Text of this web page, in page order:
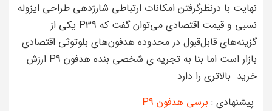
نهایت با درنظرگرفتن امکانات ارتباطی شارژدهی طراحی ایزوله
نسبی و قیمت اقتصادی می‌توان گفت که P39 یکی از
گزینه‌های قابل‌قبول در محدوده هدفون‌های بلوتوثی اقتصادی
بازار است اما بنا به تجریه ی شخصی بنده هدفون P9 ارزش
خرید بالاتری را دارد
پیشنهادی : برسی هدفون P9